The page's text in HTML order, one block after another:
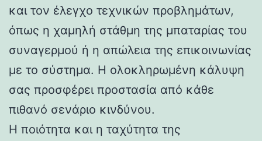
και τον έλεγχο τεχνικών προβλημάτων,
όπως η χαμηλή στάθμη της μπαταρίας του
συναγερμού ή η απώλεια της επικοινωνίας
με το σύστημα. Η ολοκληρωμένη κάλυψη
σας προσφέρει προστασία από κάθε
πιθανό σενάριο κινδύνου.
Η ποιότητα και η ταχύτητα της